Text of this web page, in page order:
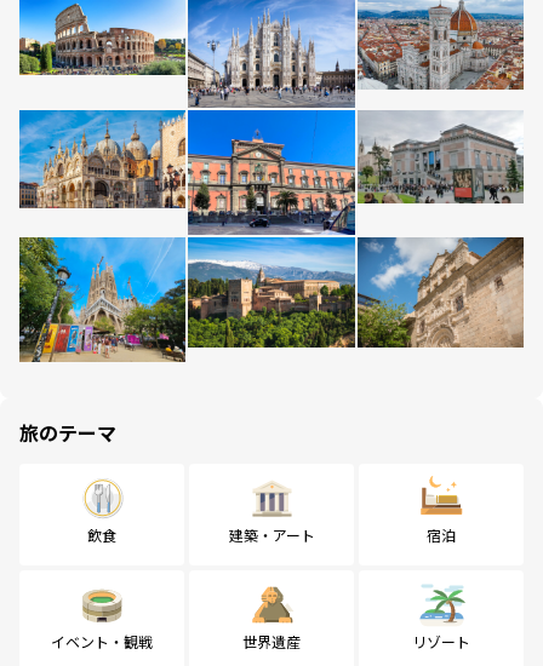
旅のテーマ
飲食 建築・アート 宿泊
イベント・観戦 世界遺産 リゾート